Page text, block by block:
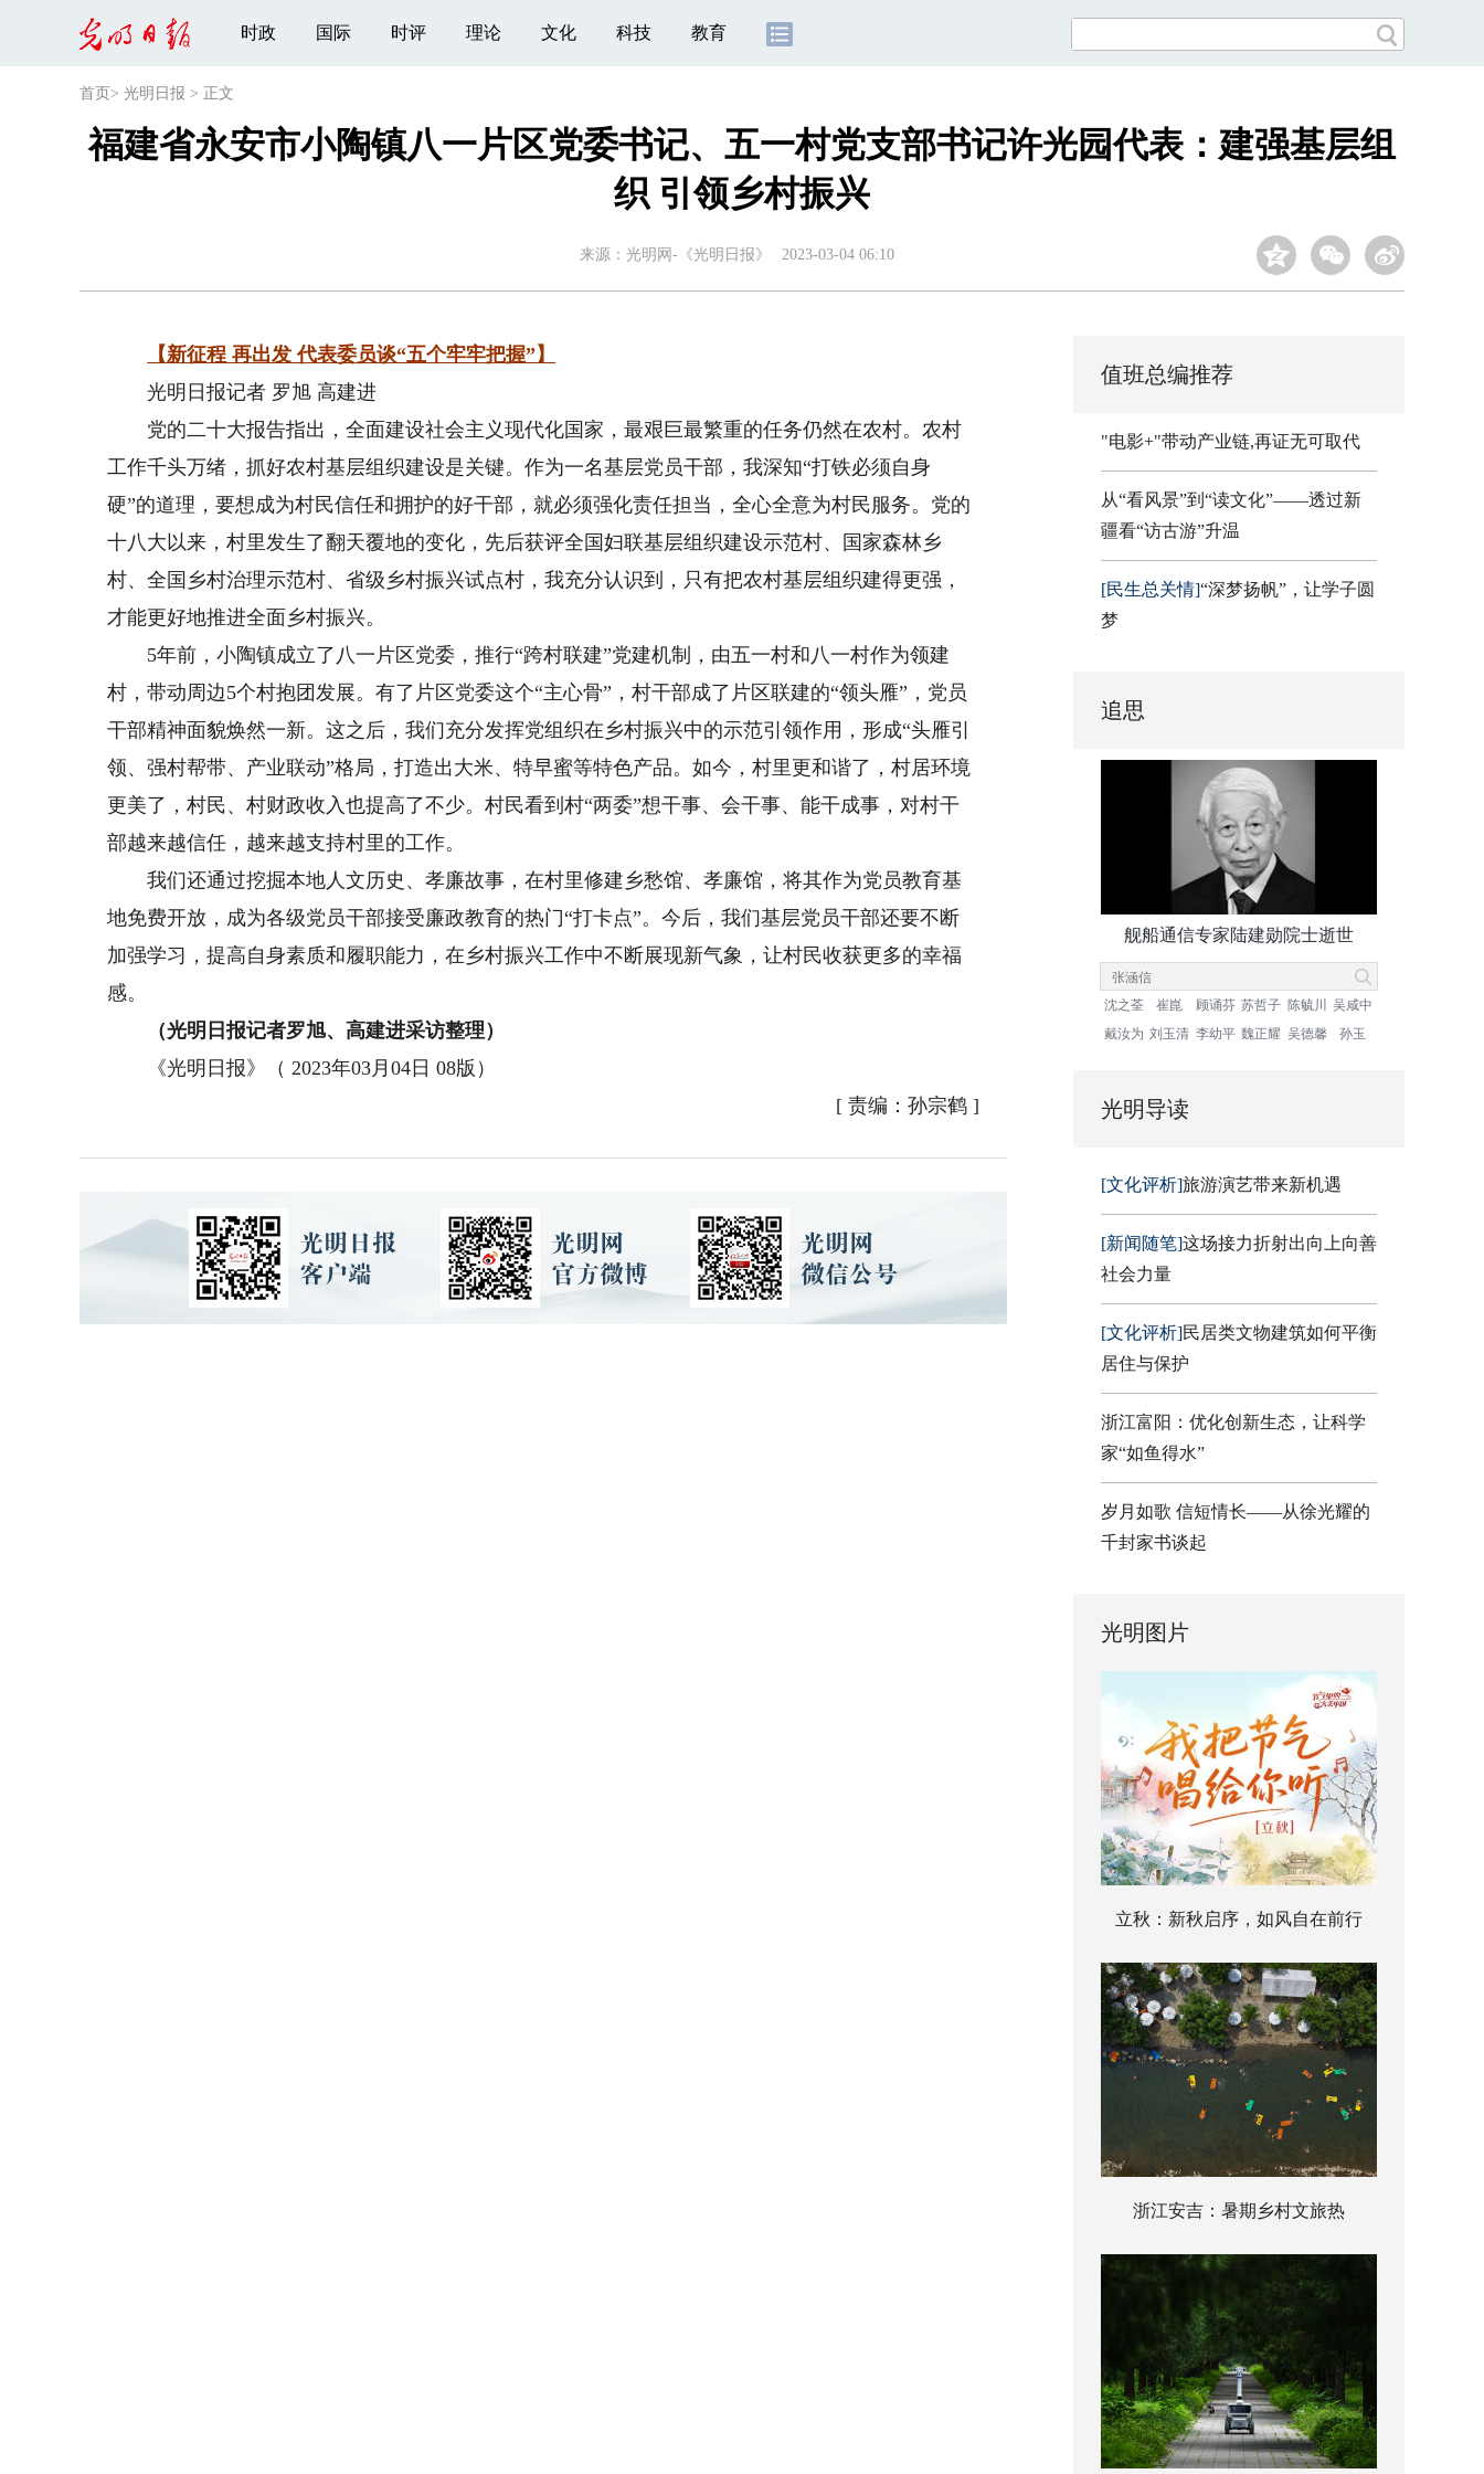
时政 国际 时评 理论 文化 科技 教育
首页 > 光明日报 > 正文
福建省永安市小陶镇八一片区党委书记、五一村党支部书记许光园代表：建强基层组
织 引领乡村振兴
来源： 光明网-《光明日报》 2023-03-04 06:10
【新征程 再出发 代表委员谈“五个牢牢把握”】
光明日报记者 罗旭 高建进
党的二十大报告指出，全面建设社会主义现代化国家，最艰巨最繁重的任务仍然在农村。农村
工作千头万绪，抓好农村基层组织建设是关键。作为一名基层党员干部，我深知“打铁必须自身
硬”的道理，要想成为村民信任和拥护的好干部，就必须强化责任担当，全心全意为村民服务。党的
十八大以来，村里发生了翻天覆地的变化，先后获评全国妇联基层组织建设示范村、国家森林乡
村、全国乡村治理示范村、省级乡村振兴试点村，我充分认识到，只有把农村基层组织建得更强，
才能更好地推进全面乡村振兴。
5年前，小陶镇成立了八一片区党委，推行“跨村联建”党建机制，由五一村和八一村作为领建
村，带动周边5个村抱团发展。有了片区党委这个“主心骨”，村干部成了片区联建的“领头雁”，党员
干部精神面貌焕然一新。这之后，我们充分发挥党组织在乡村振兴中的示范引领作用，形成“头雁引
领、强村帮带、产业联动”格局，打造出大米、特早蜜等特色产品。如今，村里更和谐了，村居环境
更美了，村民、村财政收入也提高了不少。村民看到村“两委”想干事、会干事、能干成事，对村干
部越来越信任，越来越支持村里的工作。
我们还通过挖掘本地人文历史、孝廉故事，在村里修建乡愁馆、孝廉馆，将其作为党员教育基
地免费开放，成为各级党员干部接受廉政教育的热门“打卡点”。今后，我们基层党员干部还要不断
加强学习，提高自身素质和履职能力，在乡村振兴工作中不断展现新气象，让村民收获更多的幸福
感。
（光明日报记者罗旭、高建进采访整理）
《光明日报》（ 2023年03月04日 08版）
[ 责编：孙宗鹤]
值班总编推荐
"电影+"带动产业链,再证无可取代
从“看风景”到“读文化”——透过新
疆看“访古游”升温
[民生总关情]“深梦扬帆”，让学子圆
梦
追思
舰船通信专家陆建勋院士逝世
沈之荃 崔崑 顾诵芬 苏哲子 陈毓川
吴咸中
戴汝为 刘玉清 李幼平 魏正耀 吴德馨 孙玉
光明导读
[文化评析]旅游演艺带来新机遇
[新闻随笔]这场接力折射出向上向善
社会力量
[文化评析]民居类文物建筑如何平衡
居住与保护
浙江富阳：优化创新生态，让科学
家“如鱼得水”
岁月如歌 信短情长——从徐光耀的
千封家书谈起
光明图片
立秋：新秋启序，如风自在前行
浙江安吉：暑期乡村文旅热